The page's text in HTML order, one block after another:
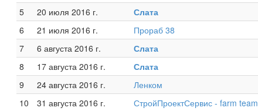
5
20 июля 2016 г. Слата
6
21 июля 2016 г. Прораб 38
7
6 августа 2016 г. Слата
8
17 августа 2016 г. Слата
9
24 августа 2016 г. Ленком
10
31 августа 2016 г. СтройПроектСервис - farm team